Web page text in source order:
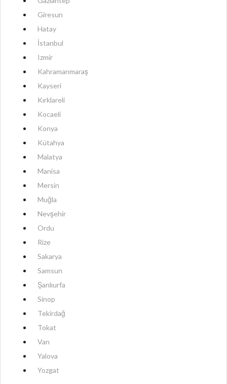
Giresun
Hatay
İstanbul
Izmir
Kahramanmaraş
Kayseri
Kırklareli
Kocaeli
Konya
Kütahya
Malatya
Manisa
Mersin
Muğla
Nevşehir
Ordu
Rize
Sakarya
Samsun
Şanlıurfa
Sinop
Tekirdağ
Tokat
Van
Yalova
Yozgat